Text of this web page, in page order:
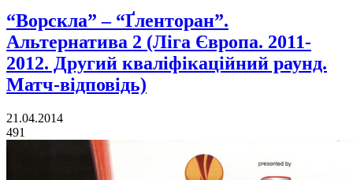
“Ворскла” – “Ґленторан”.
Альтернатива 2 (Ліга Європа. 2011-
2012. Другий кваліфікаційний раунд.
Матч-відповідь)
21.04.2014
491